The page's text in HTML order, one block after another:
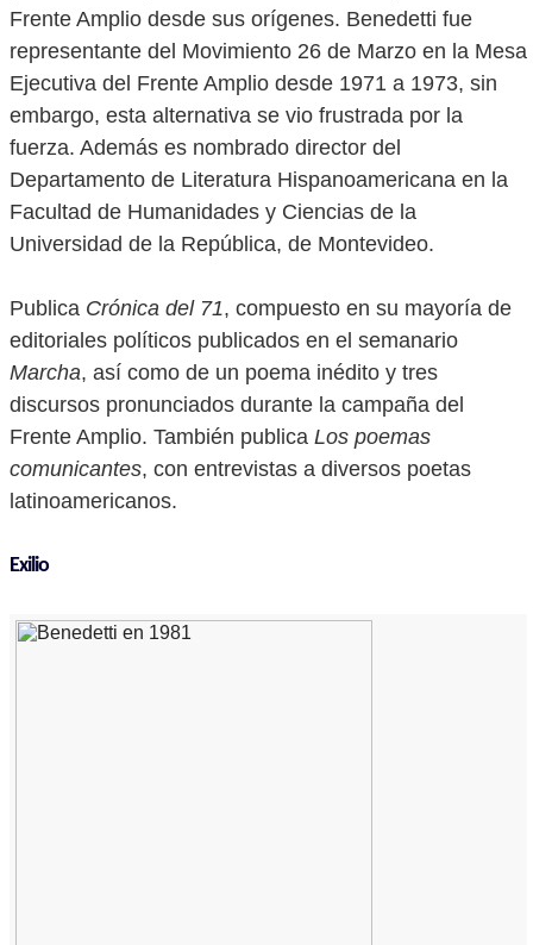
Frente Amplio desde sus orígenes. Benedetti fue
representante del Movimiento 26 de Marzo en la Mesa
Ejecutiva del Frente Amplio desde 1971 a 1973, sin
embargo, esta alternativa se vio frustrada por la
fuerza. Además es nombrado director del
Departamento de Literatura Hispanoamericana en la
Facultad de Humanidades y Ciencias de la
Universidad de la República, de Montevideo.
Publica Crónica del 71, compuesto en su mayoría de
editoriales políticos publicados en el semanario
Marcha, así como de un poema inédito y tres
discursos pronunciados durante la campaña del
Frente Amplio. También publica Los poemas
comunicantes, con entrevistas a diversos poetas
latinoamericanos.
Exilio